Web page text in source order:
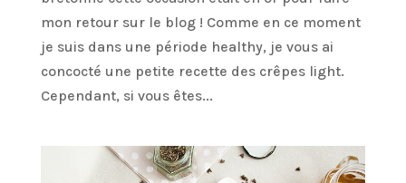
mon retour sur le blog ! Comme en ce moment
je suis dans une période healthy, je vous ai
concocté une petite recette des crêpes light.
Cependant, si vous êtes...